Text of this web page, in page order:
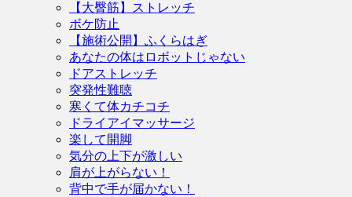
【大臀筋】ストレッチ
ボケ防止
【施術公開】ふくらはぎ
あなたの体はロボットじゃない
ドアストレッチ
突発性難聴
寒くて体カチコチ
ドライアイマッサージ
楽して開脚
気分の上下が激しい
肩が上がらない！
背中で手が届かない！